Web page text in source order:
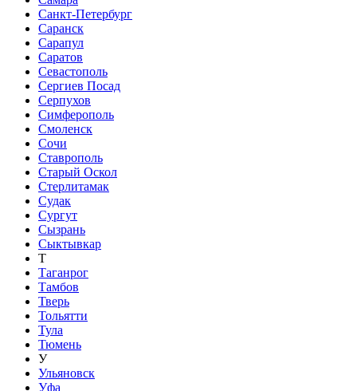
Санкт-Петербург
Саранск
Сарапул
Саратов
Севастополь
Сергиев Посад
Серпухов
Симферополь
Смоленск
Сочи
Ставрополь
Старый Оскол
Стерлитамак
Судак
Сургут
Сызрань
Сыктывкар
Т
Таганрог
Тамбов
Тверь
Тольятти
Тула
Тюмень
У
Ульяновск
Уфа